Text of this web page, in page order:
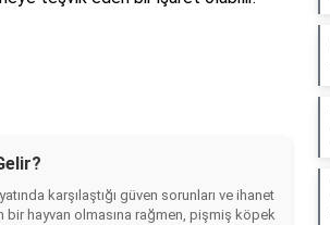
karşılaştığı güven sorunları ve ihanet
bir hayvan olmasına rağmen, pişmiş köpek